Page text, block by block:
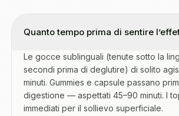
Quanto tempo prima di sentire
Le gocce sublinguali (tenute sotto la
secondi prima di deglutire) di solito
minuti. Gummies e capsule passano
digestione — aspettati 45–90 minuti. I
immediati per il sollievo superficiale.